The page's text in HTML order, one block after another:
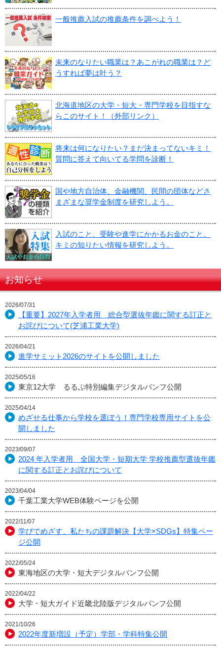
一般推薦入試の推薦条件を調べよう！
未来のなりたい職業は？あこがれの職業は？ど
うすれば夢は叶う？
北海道地区の大学・短大・専門学校を目指すな
らこのサイト！（外部リンク）
将来は何になりたい？まだ決まってないキミ！
質問に答えて向いてる学問を診断！
国や地方自治体、金融機関、民間の団体などさ
まざまな奨学金制度を研究しよう。
入試のこと、受験や進学にかかるお金のこと。
キミの知りたい情報を研究しよう。
お知らせ
2026/07/31
【重要】2027年入学者用 総合型選抜年鑑に関する訂正と
お詫びについて(芝浦工業大学)
2026/04/21
進学サミット2026のサイトを公開しました
2025/05/16
東京12大学 るるぶ特別編集デジタルパンフ公開
2025/04/14
めざせる仕事から学校を選ぼう！専門学校専用サイトを公
開しました
2023/09/07
2024 年入学者用 全国大学・短期大学 学校推薦型選抜年鑑
に関する訂正とお詫びについて
2023/04/04
千葉工業大学WEB体験ページを公開
2022/11/07
学びでめざす、私たちの課題解決【大学×SDGs】特集ペー
ジ公開
2022/05/24
東海地区の大学・短大デジタルパンフ公開
2022/04/22
大学・短大ガイド近畿北陸版デジタルパンフ公開
2021/10/26
2022年度新増設（予定）学部・学科特集公開